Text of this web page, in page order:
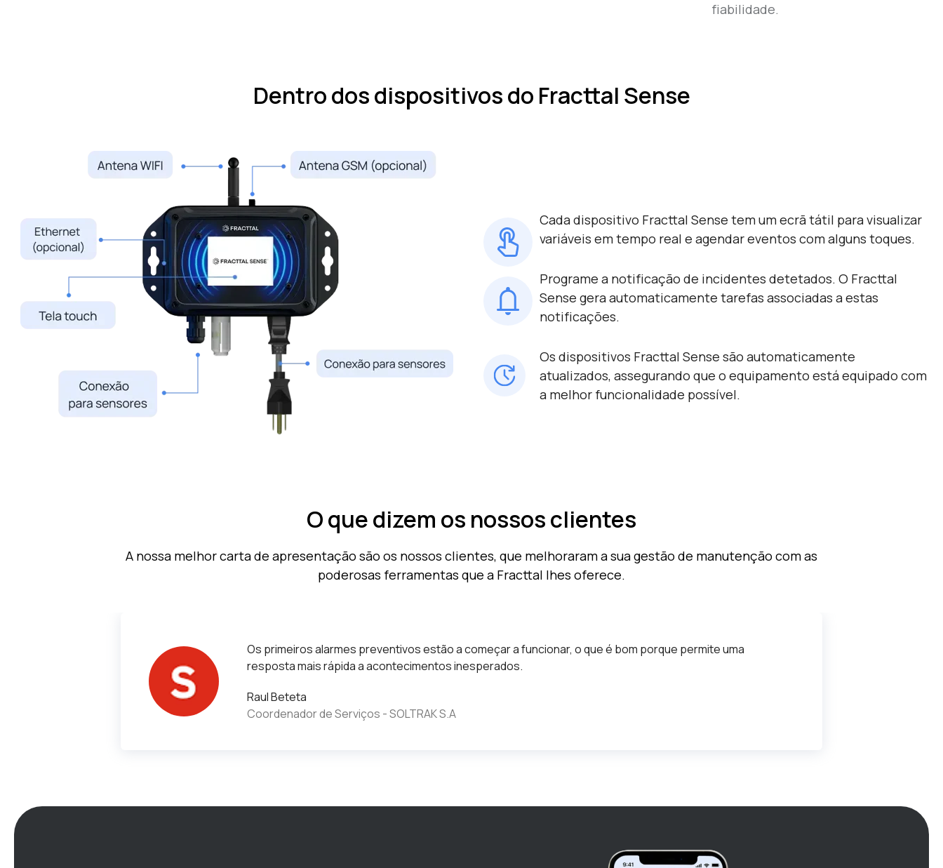
fiabilidade.
Dentro dos dispositivos do Fracttal Sense
Cada dispositivo Fracttal Sense tem um ecrã tátil para visualizar
variáveis em tempo real e agendar eventos com alguns toques.
Programe a notificação de incidentes detetados. O Fracttal
Sense gera automaticamente tarefas associadas a estas
notificações.
Os dispositivos Fracttal Sense são automaticamente
atualizados, assegurando que o equipamento está equipado com
a melhor funcionalidade possível.
O que dizem os nossos clientes
A nossa melhor carta de apresentação são os nossos clientes, que melhoraram a sua gestão de manutenção com as
poderosas ferramentas que a Fracttal lhes oferece.
Os primeiros alarmes preventivos estão a começar a funcionar, o que é bom porque permite uma
resposta mais rápida a acontecimentos inesperados.
Raul Beteta
Coordenador de Serviços - SOLTRAK S.A